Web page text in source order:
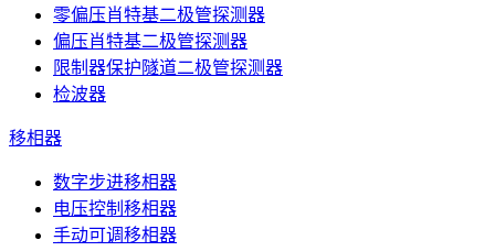
零偏压肖特基二极管探测器
偏压肖特基二极管探测器
限制器保护隧道二极管探测器
检波器
移相器
数字步进移相器
电压控制移相器
手动可调移相器